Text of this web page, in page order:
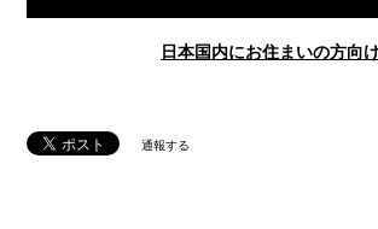
日本国内にお住まいの方向
通報する